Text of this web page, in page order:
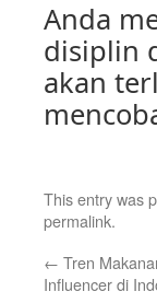
Anda
disiplin
akan
This entry was
permalink.
← Tren
Influencer di